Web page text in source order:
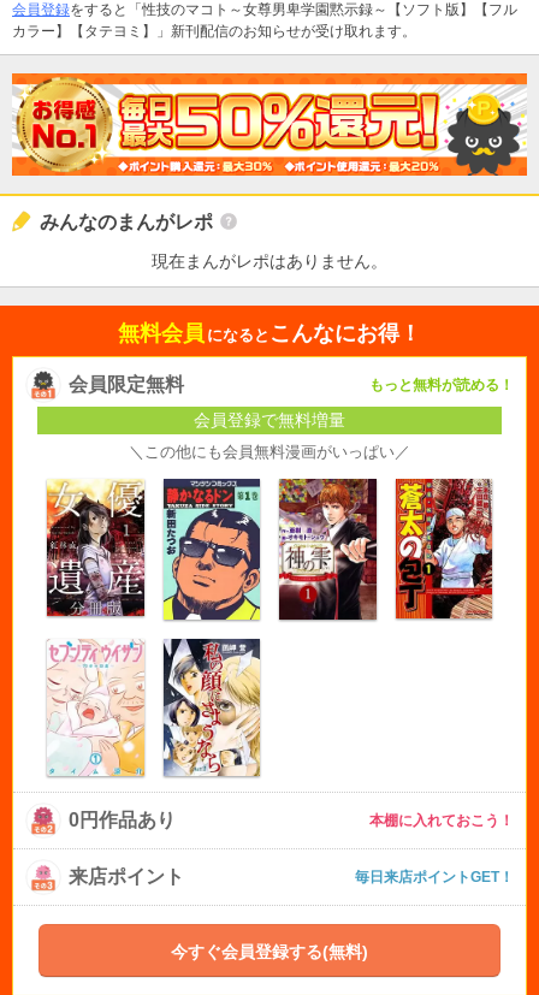
会員登録をすると「性技のマコト～女尊男卑学園黙示録～【ソフト版】【フル
カラー】【タテヨミ】」新刊配信のお知らせが受け取れます。
みんなのまんがレポ
現在まんがレポはありません。
無料会員 になると こんなにお得！
会員限定無料 もっと無料が読める！
会員登録で無料増量
＼この他にも会員無料漫画がいっぱい／
0円作品あり 本棚に入れておこう！
来店ポイント 毎日来店ポイントGET！
今すぐ会員登録する(無料)